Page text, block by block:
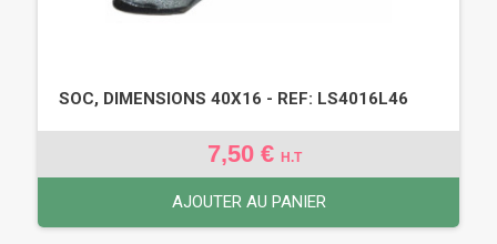
SOC, DIMENSIONS 40X16 - REF: LS4016L46
7,50 € H.T
AJOUTER AU PANIER